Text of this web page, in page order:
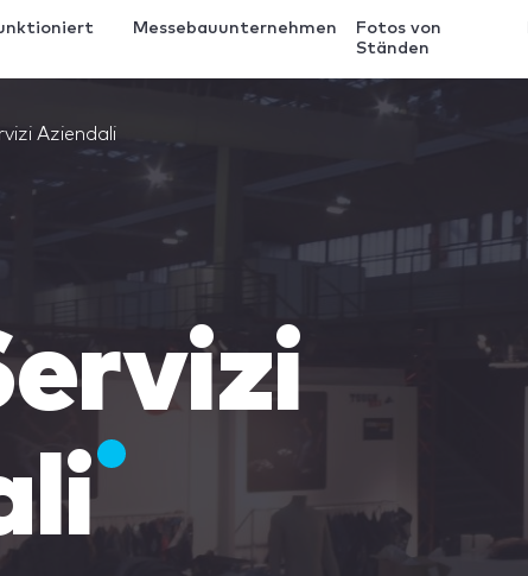
Messebauunternehmen
Fotos von
Ständen
Aziendali